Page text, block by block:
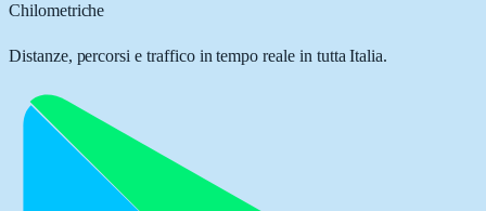
Chilometriche
Distanze, percorsi e traffico in tempo reale in tutta Italia.